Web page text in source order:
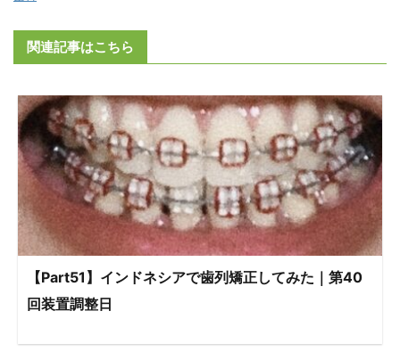
関連記事はこちら
【Part51】インドネシアで歯列矯正してみた｜第40
回装置調整日